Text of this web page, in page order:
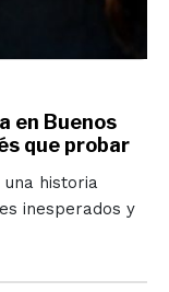
en Buenos
que probar
historia
inesperados y